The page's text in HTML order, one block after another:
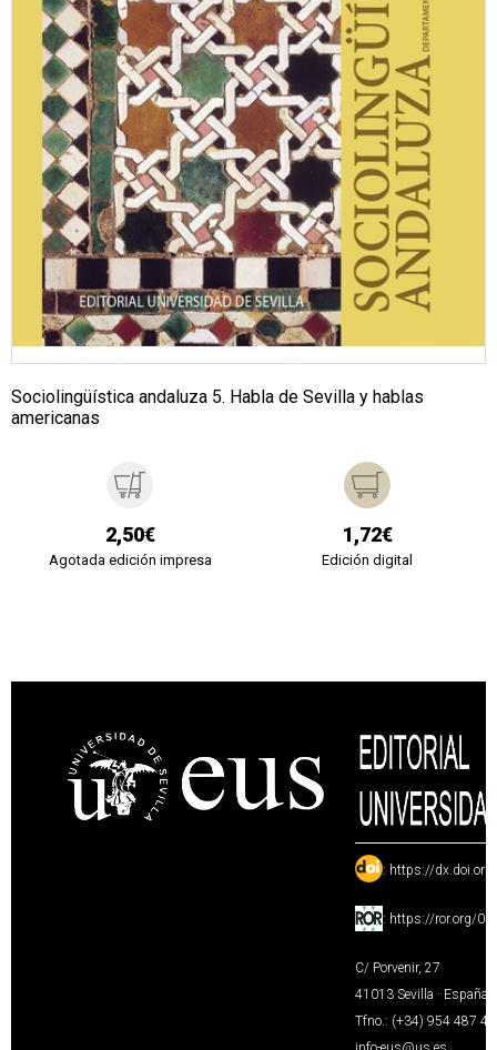
Sociolingüística andaluza 5. Habla de Sevilla y hablas
americanas
2,50€
Agotada edición impresa
1,72€
Edición digital
: https://
: https://ror.org/
C/ Porvenir, 27
41013 Sevilla · España
Tfno.: (+34) 954 487